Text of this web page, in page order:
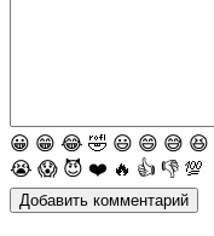
😀 😁 😂 🤣 😃 😄 😅 😆
😭 😱 😈 ❤️ 🔥 👍 👎 💯